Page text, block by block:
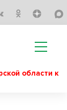
области к